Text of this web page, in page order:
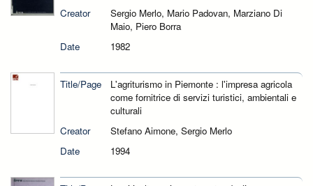
Creator
Sergio Merlo, Mario Padovan, Marziano Di
Maio, Piero Borra
Date
1982
Title/Page
L'agriturismo in Piemonte : l'impresa agricola
come fornitrice di servizi turistici, ambientali e
culturali
Creator
Stefano Aimone, Sergio Merlo
Date
1994